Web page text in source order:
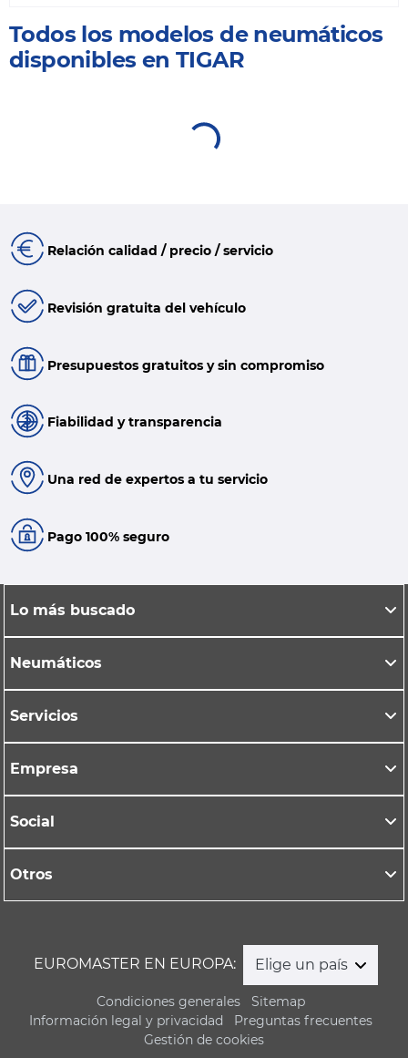
Todos los modelos de neumáticos
disponibles en TIGAR
Relación calidad / precio / servicio
Revisión gratuita del vehículo
Presupuestos gratuitos y sin compromiso
Fiabilidad y transparencia
Una red de expertos a tu servicio
Pago 100% seguro
Lo más buscado
Neumáticos
Servicios
Empresa
Social
Otros
EUROMASTER EN EUROPA: Elige un país
Condiciones generales
Sitemap
Información legal y privacidad
Preguntas frecuentes
Gestión de cookies